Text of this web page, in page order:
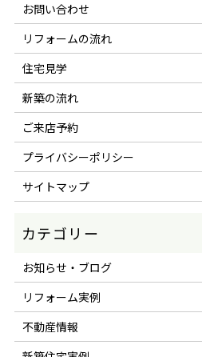
お問い合わせ
リフォームの流れ
住宅見学
新築の流れ
ご来店予約
プライバシーポリシー
サイトマップ
お知らせ・ブログ
リフォーム実例
不動産情報